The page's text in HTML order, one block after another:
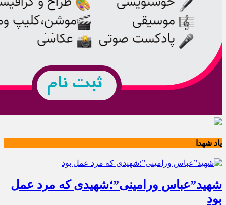
یاد شهدا
شهید”عباس ورامینی”؛شهیدی که مرد عمل
بود